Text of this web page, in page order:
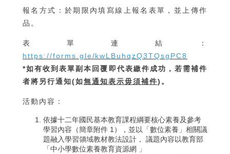
報名方式：於期限內填寫線上報名表單，並上傳作
品。
表單連結：
https://forms.gle/kwLBuhqzQ3TQsgPC8
*如有收到表單副本回覆即代表繳件成功，若需補件
者將另行通知(如無通知表示毋須補件)。
活動內容：
依據十二年國民基本教育課程綱要核心素養及參考
學習內容（簡章附件 1），並以「數位素養」相關議
題融入學習領域教材教法設計， 議題內容以教育部
「中小學數位素養教育資源網 」